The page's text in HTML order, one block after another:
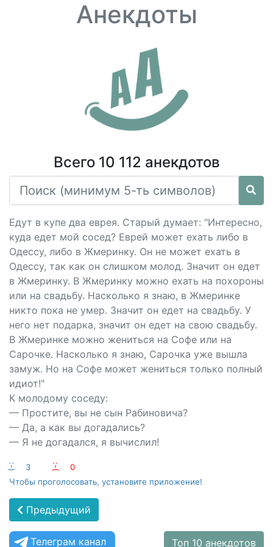
Анекдоты
Всего 10 112 анекдотов
Едут в купе два еврея. Старый думает: "Интересно,
куда едет мой сосед? Еврей может ехать либо в
Одессу, либо в Жмеринку. Он не может ехать в
Одессу, так как он слишком молод. Значит он едет
в Жмеринку. В Жмеринку можно ехать на похороны
или на свадьбу. Насколько я знаю, в Жмеринке
никто пока не умер. Значит он едет на свадьбу. У
него нет подарка, значит он едет на свою свадьбу.
В Жмеринке можно жениться на Софе или на
Сарочке. Насколько я знаю, Сарочка уже вышла
замуж. Но на Софе может жениться только полный
идиот!"
К молодому соседу:
— Простите, вы не сын Рабиновича?
— Да, а как вы догадались?
— Я не догадался, я вычислил!
:-) 3 :-(
0
Чтобы проголосовать, установите приложение!
Предыдущий
Телеграм канал Топ 10 анекдотов